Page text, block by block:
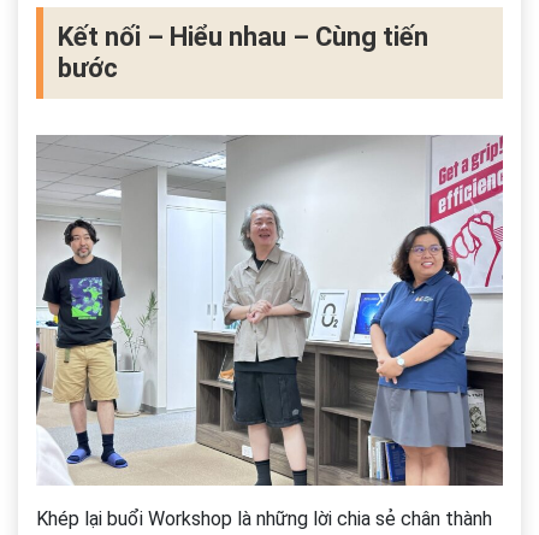
Kết nối – Hiểu nhau – Cùng tiến
bước
Khép lại buổi Workshop là những lời chia sẻ chân thành